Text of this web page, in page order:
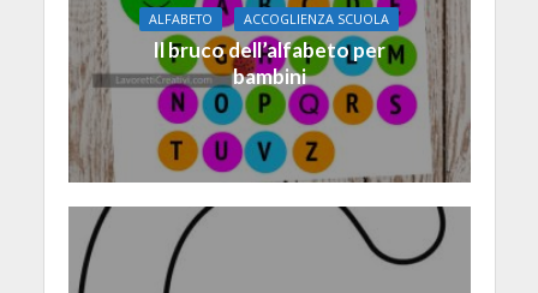
ALFABETO ACCOGLIENZA SCUOLA
Il bruco dell’​alfabeto per
bambini